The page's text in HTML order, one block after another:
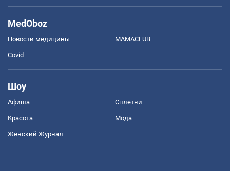
MedOboz
Новости медицины MAMACLUB
Covid
Шоу
Афиша Сплетни
Красота Мода
Женский Журнал